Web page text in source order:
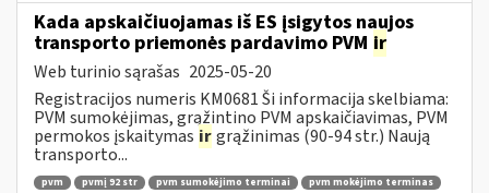
Kada apskaičiuojamas iš ES įsigytos naujos
transporto priemonės pardavimo PVM ir
Web turinio sąrašas 2025-05-20
Registracijos numeris KM0681 Ši informacija skelbiama:
PVM sumokėjimas, grąžintino PVM apskaičiavimas, PVM
permokos įskaitymas irgrąžinimas (90-94 str.) Naują
transporto...
pvm pvmį 92 str pvm sumokėjimo terminai
pvm mokėjimo terminas